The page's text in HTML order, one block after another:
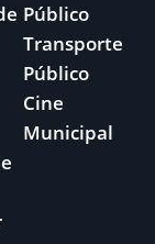
Público
Transporte
Público
Cine
Municipal